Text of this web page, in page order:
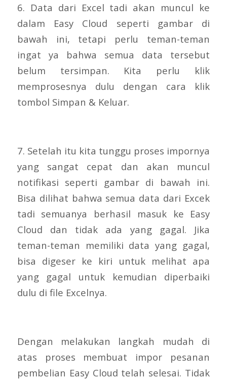
6. Data dari Excel tadi akan muncul ke
dalam Easy Cloud seperti gambar di
bawah ini, tetapi perlu teman-teman
ingat ya bahwa semua data tersebut
belum tersimpan. Kita perlu klik
memprosesnya dulu dengan cara klik
tombol Simpan & Keluar.
7. Setelah itu kita tunggu proses impornya
yang sangat cepat dan akan muncul
notifikasi seperti gambar di bawah ini.
Bisa dilihat bahwa semua data dari Excek
tadi semuanya berhasil masuk ke Easy
Cloud dan tidak ada yang gagal. Jika
teman-teman memiliki data yang gagal,
bisa digeser ke kiri untuk melihat apa
yang gagal untuk kemudian diperbaiki
dulu di file Excelnya.
Dengan melakukan langkah mudah di
atas proses membuat impor pesanan
pembelian Easy Cloud telah selesai. Tidak